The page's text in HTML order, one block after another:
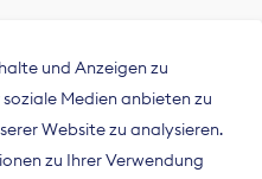
und Anzeigen zu
Medien anbieten zu
Website zu analysieren.
zu Ihrer Verwendung